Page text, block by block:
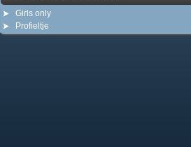
Girls only
Profieltje